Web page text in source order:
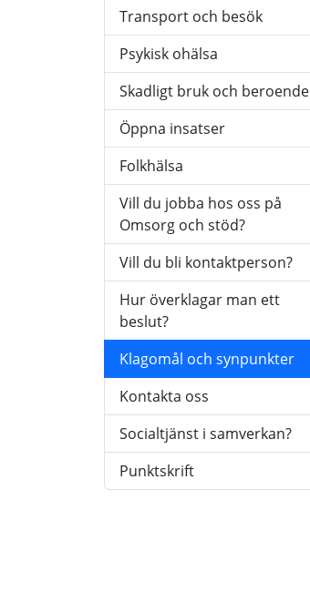
Transport och besök
Psykisk ohälsa
Skadligt bruk och beroende
Öppna insatser
Folkhälsa
Vill du jobba hos oss på
Omsorg och stöd?
Vill du bli kontaktperson?
Hur överklagar man ett
beslut?
Klagomål och synpunkter
Kontakta oss
Socialtjänst i samverkan?
Punktskrift